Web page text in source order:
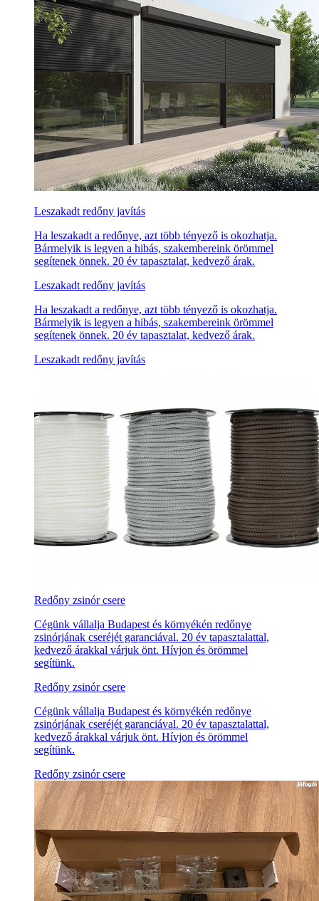
Leszakadt redőny javítás
Ha leszakadt a redőnye, azt több tényező is okozhatja.
Bármelyik is legyen a hibás, szakembereink örömmel
segítenek önnek. 20 év tapasztalat, kedvező árak.
Leszakadt redőny javítás
Ha leszakadt a redőnye, azt több tényező is okozhatja.
Bármelyik is legyen a hibás, szakembereink örömmel
segítenek önnek. 20 év tapasztalat, kedvező árak.
Leszakadt redőny javítás
Redőny zsinór csere
Cégünk vállalja Budapest és környékén redőnye
zsinórjának cseréjét garanciával. 20 év tapasztalattal,
kedvező árakkal várjuk önt. Hívjon és örömmel
segítünk.
Redőny zsinór csere
Cégünk vállalja Budapest és környékén redőnye
zsinórjának cseréjét garanciával. 20 év tapasztalattal,
kedvező árakkal várjuk önt. Hívjon és örömmel
segítünk.
Redőny zsinór csere